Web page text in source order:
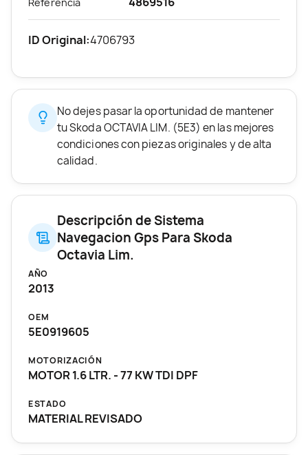
ID Original:4706793
No dejes pasar la oportunidad de mantener
tu Skoda OCTAVIA LIM. (5E3) en las mejores
condiciones con piezas originales y de alta
calidad.
Descripción de Sistema
Navegacion Gps Para Skoda
Octavia Lim.
AÑO
2013
OEM
5E0919605
MOTORIZACIÓN
MOTOR 1.6 LTR. - 77 KW TDI DPF
ESTADO
MATERIAL REVISADO